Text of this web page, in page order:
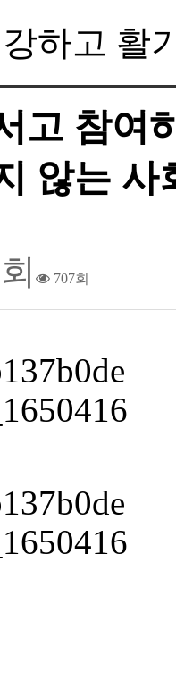
하고 활
고 참여
않는
707회